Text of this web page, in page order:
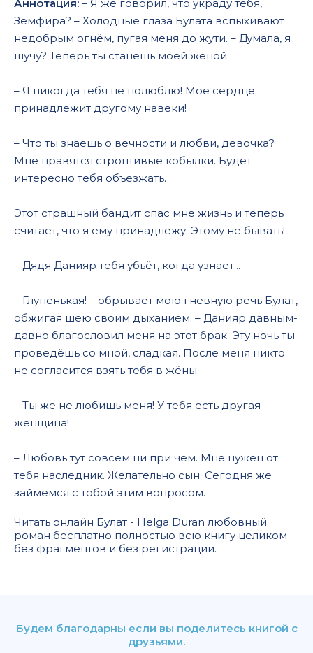
Аннотация: – Я же говорил, что украду тебя,
Земфира? – Холодные глаза Булата вспыхивают
недобрым огнём, пугая меня до жути. – Думала, я
шучу? Теперь ты станешь моей женой.
– Я никогда тебя не полюблю! Моё сердце
принадлежит другому навеки!
– Что ты знаешь о вечности и любви, девочка?
Мне нравятся строптивые кобылки. Будет
интересно тебя объезжать.
Этот страшный бандит спас мне жизнь и теперь
считает, что я ему принадлежу. Этому не бывать!
– Дядя Данияр тебя убьёт, когда узнает...
– Глупенькая! – обрывает мою гневную речь Булат,
обжигая шею своим дыханием. – Данияр давным-
давно благословил меня на этот брак. Эту ночь ты
проведёшь со мной, сладкая. После меня никто
не согласится взять тебя в жёны.
– Ты же не любишь меня! У тебя есть другая
женщина!
– Любовь тут совсем ни при чём. Мне нужен от
тебя наследник. Желательно сын. Сегодня же
займёмся с тобой этим вопросом.
Читать онлайн Булат - Helga Duran любовный
роман бесплатно полностью всю книгу целиком
без фрагментов и без регистрации.
Будем благодарны если вы поделитесь книгой с
друзьями.